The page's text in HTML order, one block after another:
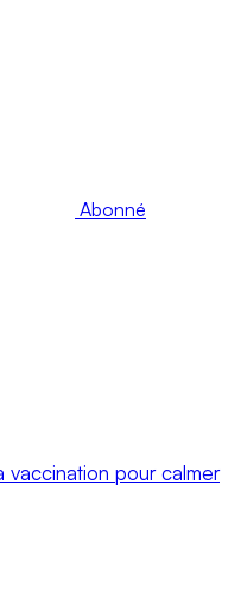
Abonné
vaccination pour calmer